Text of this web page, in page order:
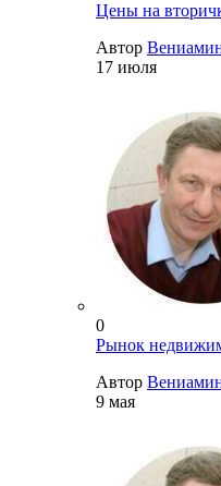
Цены на
Автор
17 июля
0
Рынок
Автор
9 мая